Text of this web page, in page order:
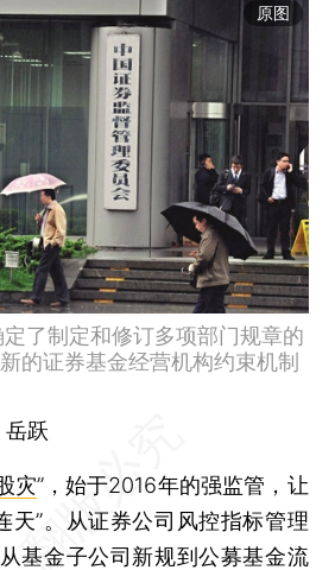
原图
了制定和修订多项部门规章的
的证券基金经营机构约束机制
岳跃
灾”，始于2016年的强监管，让
天”。从证券公司风控指标管理
基金子公司新规到公募基金流